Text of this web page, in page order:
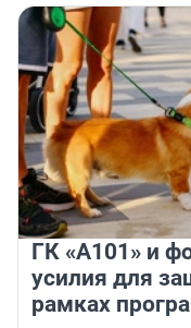
ГК «А101» и
усилия для
рамках